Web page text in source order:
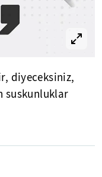
diyeceksiniz,
suskunluklar